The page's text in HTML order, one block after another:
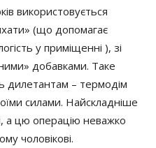
використовується
(що допомагає
у приміщенні ), зі
добавками. Таке
дилетантам – термодім
силами. Найскладніше
а цю операцію неважко
чоловікові.